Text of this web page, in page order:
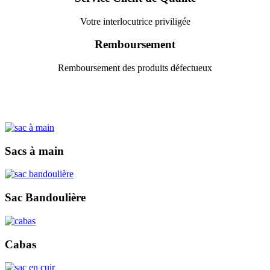
Votre interlocutrice priviligée
Remboursement
Remboursement des produits défectueux
Sacs à main
Sac Bandoulière
Cabas